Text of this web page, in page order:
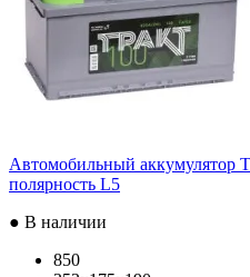
Автомобильный аккумулятор
полярность L5
● В наличии
850